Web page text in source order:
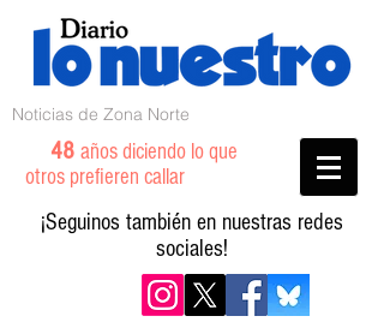
Noticias de Zona Norte
48 años diciendo lo que
otros prefieren callar
¡Seguinos también en nuestras redes
sociales!